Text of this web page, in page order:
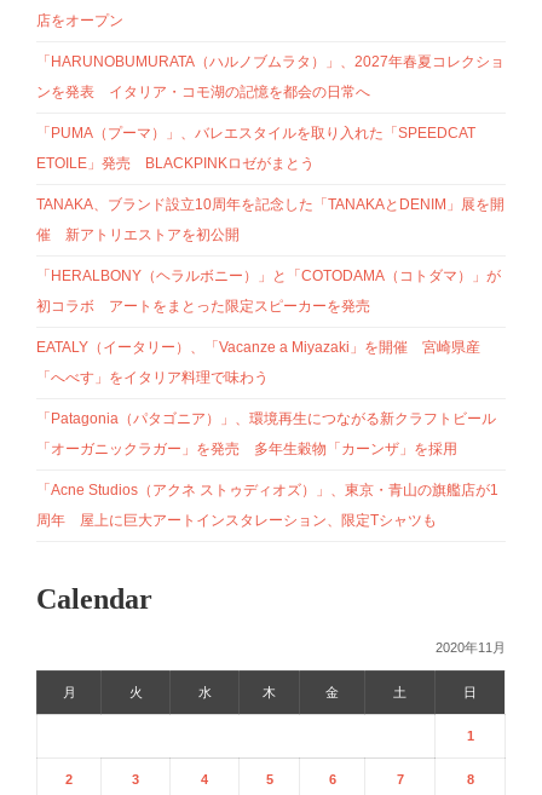
店をオープン
「HARUNOBUMURATA（ハルノブムラタ）」、2027年春夏コレクショ
ンを発表 イタリア・コモ湖の記憶を都会の日常へ
「PUMA（プーマ）」、バレエスタイルを取り入れた「SPEEDCAT
ETOILE」発売 BLACKPINKロゼがまとう
TANAKA、ブランド設立10周年を記念した「TANAKAとDENIM」展を開
催 新アトリエストアを初公開
「HERALBONY（ヘラルボニー）」と「COTODAMA（コトダマ）」が
初コラボ アートをまとった限定スピーカーを発売
EATALY（イータリー）、「Vacanze a Miyazaki」を開催 宮崎県産
「へべす」をイタリア料理で味わう
「Patagonia（パタゴニア）」、環境再生につながる新クラフトビール
「オーガニックラガー」を発売 多年生穀物「カーンザ」を採用
「Acne Studios（アクネ ストゥディオズ）」、東京・青山の旗艦店が1
周年 屋上に巨大アートインスタレーション、限定Tシャツも
Calendar
2020年11月
月 火 水 木 金 土 日
1
2 3 4 5 6 7 8